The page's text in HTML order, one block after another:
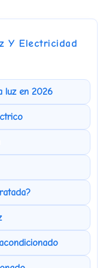
Y Electricidad
luz en 2026